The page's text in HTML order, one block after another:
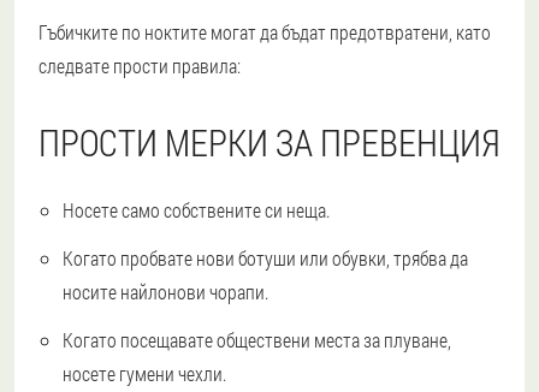
Гъбичките по ноктите могат да бъдат предотвратени, като
следвате прости правила:
ПРОСТИ МЕРКИ ЗА ПРЕВЕНЦИЯ
Носете само собствените си неща.
Когато пробвате нови ботуши или обувки, трябва да
носите найлонови чорапи.
Когато посещавате обществени места за плуване,
носете гумени чехли.